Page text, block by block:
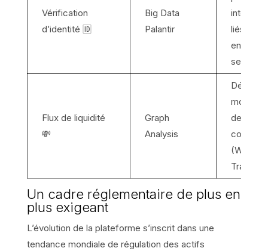
Vérification
d’identité 🆔
Big Data
Palantir
interdits
liés à
entités
Flux de liquidité
💸
Graph
Analysis
de fonds
(Wash
Trading).
Un cadre réglementaire de plus en
plus exigeant
L’évolution de la plateforme s’inscrit dans une
tendance mondiale de régulation des actifs